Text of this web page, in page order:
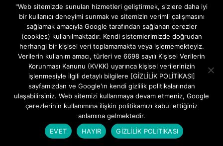
video içerikleri sizi bekliyor. Hemen tamamen ücretiz bir şekilde
abone olarak teknoloji bilgilerinizi genişletin ve uzman
görüşlerimizle cihazlarınızı en verimli şekilde kullanmayı öğrenin!
Aklınıza takılan tüm sorularda aşağıdaki youtube kanalımızdan
abone olarak ücretsiz destek alabilirsiniz. BURADAN ÜCRETSİZ
ABONE OLABİLİRSİNİZ!!!
"Web sitemizde sunulan hizmetleri geliştirmek, sizlere daha iyi
bir kullanıcı deneyimi sunmak ve sitemizin verimli çalışmasını
sağlamak amacıyla Google tarafından sağlanan çerezler
(cookies) kullanılmaktadır. Kendi sistemlerimizde doğrudan
herhangi bir kişisel veri toplamamakta veya işlememekteyiz.
Verilerin kullanım amacı, türleri ve 6698 sayılı Kişisel Verilerin
Korunması Kanunu (KVKK) uyarınca kişisel verilerinizin
işlenmesiyle ilgili detaylı bilgilere [GİZLİLİK POLİTİKASI]
sayfamızdan ve Google'ın kendi gizlilik politikalarından
ulaşabilirsiniz. Web sitemizi kullanmaya devam etmeniz, Google
çerezlerinin kullanımına ilişkin politikamızı kabul ettiğiniz
anlamına gelmektedir.
EVET
HAYIR GİZLİLİK POLİTİKASI